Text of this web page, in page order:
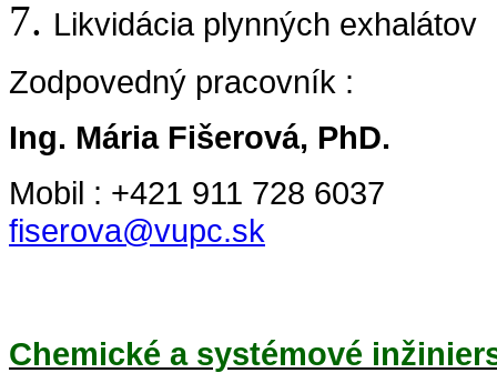
Likvidácia plynných exhalátov
Zodpovedný pracovník :
Ing. Mária Fišerová, PhD.
Mobil : +421 911 728 6037
fiserova@vupc.sk
Chemické a systémové